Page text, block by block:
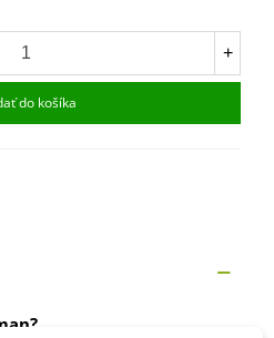
+
do košíka